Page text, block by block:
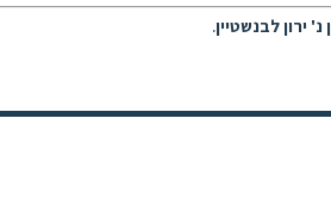
נ' ירון לבנשטיין.